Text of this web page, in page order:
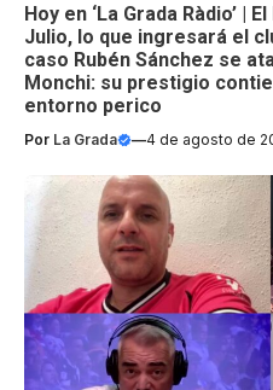
Hoy en ‘La Grada Ràdio’ |
Julio, lo que ingresará el
caso Rubén Sánchez se
Monchi: su prestigio
entorno perico
Por La Grada —4 de agosto de